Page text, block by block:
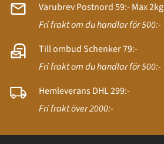
Varubrev Postnord 59:- Max 2kg
Fri frakt om du handlar för 500:-
Till ombud Schenker 79:-
Fri frakt om du handlar för 500:-
Hemleverans DHL 299:-
Fri frakt över 2000:-